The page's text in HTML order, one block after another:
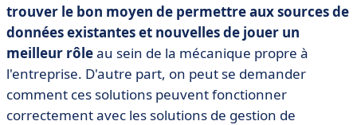
trouver le bon moyen de permettre aux sources de
données existantes et nouvelles de jouer un
meilleur rôleau sein de la mécanique propre à
l'entreprise. D'autre part, on peut se demander
comment ces solutions peuvent fonctionner
correctement avec les solutions de gestion de